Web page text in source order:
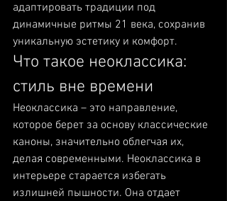
адаптировать традиции под
динамичные ритмы 21 века, сохранив
уникальную эстетику и комфорт.
Что такое неоклассика:
стиль вне времени
Неоклассика – это направление,
которое берет за основу классические
каноны, значительно облегчая их,
делая современными. Неоклассика в
интерьере старается избегать
излишней пышности. Она отдает